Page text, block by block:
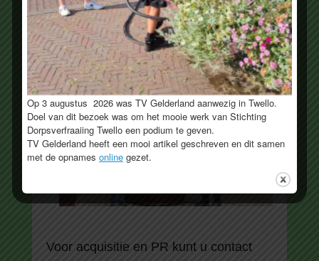
PR
Voor acquisitie en PR kunt u contact
Op 3 augustus 2026 was TV Gelderland aanwezig in Twello.
Doel van dit bezoek was om het mooie werk van Stichting
Dorpsverfraaiing Twello een podium te geven.
TV Gelderland heeft een mooi artikel geschreven en dit samen
met de opnames online gezet.